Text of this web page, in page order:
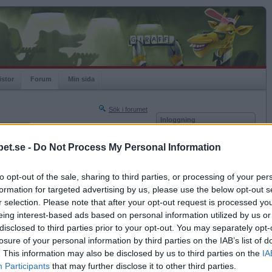
- Do Not Process My Personal Information
opt-out of the sale, sharing to third parties, or processing of your
for targeted advertising by us, please use the below opt-out
selection. Please note that after your opt-out request is processed
interest-based ads based on personal information utilized by us
to third parties prior to your opt-out. You may separately
of your personal information by third parties on the IAB’s list of
This information may also be disclosed by us to third parties on the
Participants that may further disclose it to other third parties.
Forum Min sida
Sök i forumet
Nästa sida »
2011-02-04 22:23
är i 3D, medan det egentligen är i 9D eller
Inloggning
Kom ihåg mig
Glömt ditt lösenord?
Få ny aktiveringslänk
Betapet är gratis!